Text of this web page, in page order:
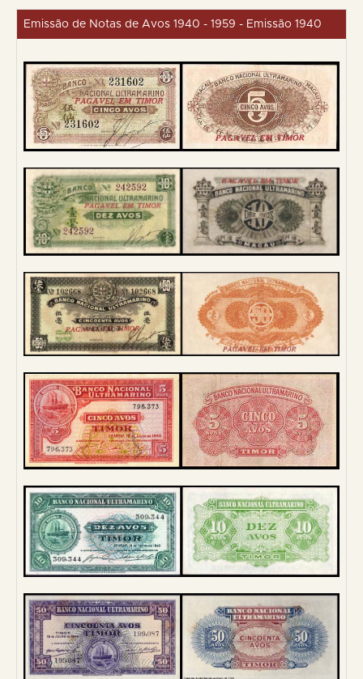
Emissão de Notas de Avos 1940 - 1959 - Emissão 1940